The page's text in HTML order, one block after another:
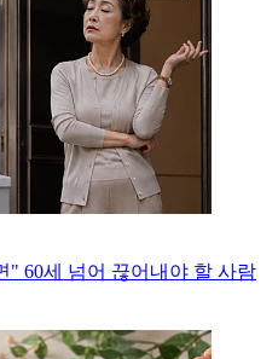
" 60세 넘어 끊어내야 할 사람